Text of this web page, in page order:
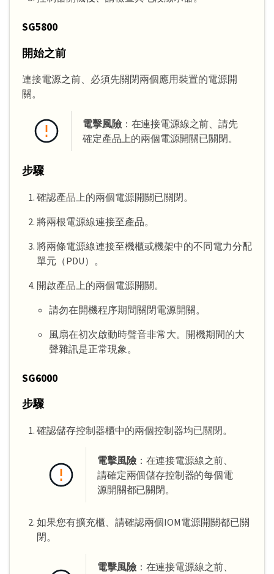
SG5800
開始之前
連接電源之前、必須先關閉兩個應用裝置的電源開
關。
電擊風險：在連接電源線之前、請先
確定產品上的兩個電源開關已關閉。
步驟
確認產品上的兩個電源開關已關閉。
將兩根電源線連接至產品。
將兩條電源線連接至機櫃或機架中的不同電力分配
單元（PDU）。
開啟產品上的兩個電源開關。
請勿在開機程序期間關閉電源開關。
風扇在初次啟動時聲音非常大。開機期間的大
聲雜訊是正常現象。
SG6000
步驟
確認儲存控制器櫃中的兩個控制器均已關閉。
電擊風險：在連接電源線之前、
請確定兩個儲存控制器的每個電
源開關都已關閉。
如果您有擴充櫃、請確認兩個IOM電源開關都已關
閉。
電擊風險：在連接電源線之前、